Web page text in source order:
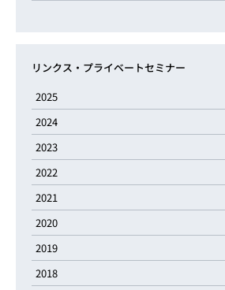
リンクス・プライベートセミナー
2025
2024
2023
2022
2021
2020
2019
2018